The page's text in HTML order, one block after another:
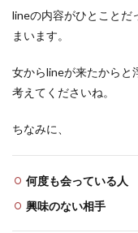
lineの内容がひとことだ
まいます。
女からlineが来たからと
考えてくださいね。
ちなみに、
何度も会っている人
興味のない相手